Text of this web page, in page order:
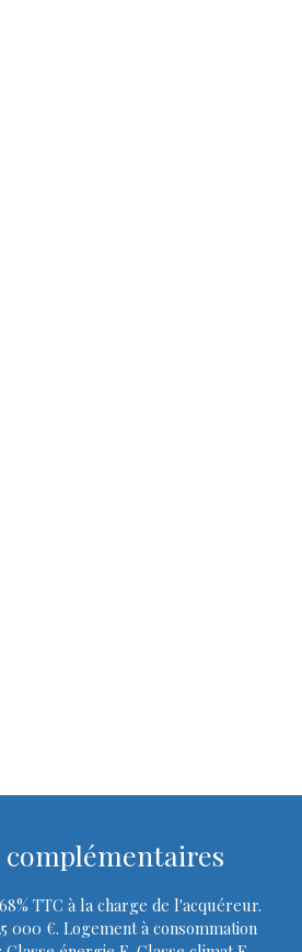
TTC à la charge de l'acquéreur.
000 €. Logement à consommation